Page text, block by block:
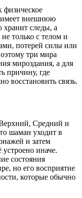
имеет внешнюю
следы, а
только с телом и
потерей силы или
три мира
мироздания, а для
причину, где
восстановить связь.
Средний и
шаман уходит в
и затем
иначе.
состояния
но его восприятие
которые обычно